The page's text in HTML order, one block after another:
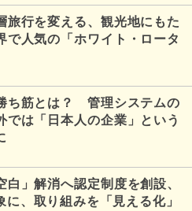
旅行を変える、観光地にもた
で人気の「ホワイト・ロータ
ち筋とは？ 管理システムの
では「日本人の企業」という
白」解消へ認定制度を創設、
、取り組みを「見える化」